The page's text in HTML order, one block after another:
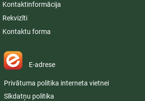
Kontaktinformācija
Rekvizīti
Kontaktu forma
E-adrese
Privātuma politika interneta vietnei
Sīkdatņu politika